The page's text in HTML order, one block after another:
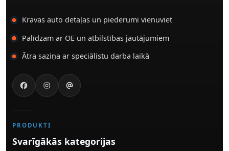
Kravas auto detaļas un piederumi vienuviet
Palīdzam ar OE un atbilstības jautājumiem
Ātra saziņa ar speciālistu darba laikā
PRODUKTI
Svarīgākās kategorijas